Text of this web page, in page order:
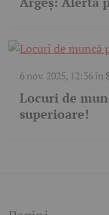
6 nov. 2025, 12:36în
Locuri de
superioare!